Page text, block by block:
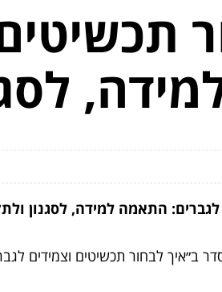
התאמה למידה, לסגנון
לבחור תכשיטים וצמידים